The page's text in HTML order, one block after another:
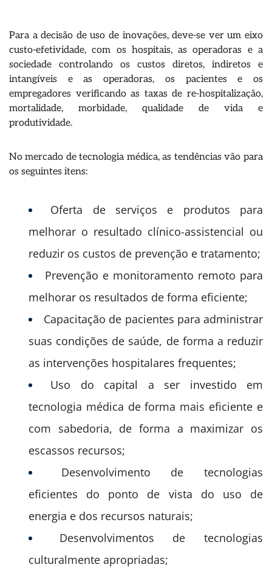
Para a decisão de uso de inovações, deve-se ver um eixo
custo-efetividade, com os hospitais, as operadoras e a
sociedade controlando os custos diretos, indiretos e
intangíveis e as operadoras, os pacientes e os
empregadores verificando as taxas de re-hospitalização,
mortalidade, morbidade, qualidade de vida e
produtividade.
No mercado de tecnologia médica, as tendências vão para
os seguintes itens:
Oferta de serviços e produtos para
melhorar o resultado clínico-assistencial ou
reduzir os custos de prevenção e tratamento;
Prevenção e monitoramento remoto para
melhorar os resultados de forma eficiente;
Capacitação de pacientes para administrar
suas condições de saúde, de forma a reduzir
as intervenções hospitalares frequentes;
Uso do capital a ser investido em
tecnologia médica de forma mais eficiente e
com sabedoria, de forma a maximizar os
escassos recursos;
Desenvolvimento de tecnologias
eficientes do ponto de vista do uso de
energia e dos recursos naturais;
Desenvolvimentos de tecnologias
culturalmente apropriadas;